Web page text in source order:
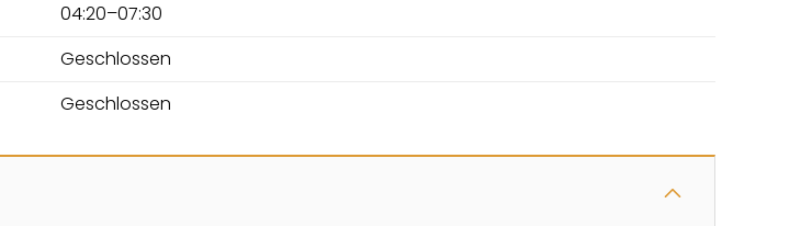
04:20–07:30
Geschlossen
Geschlossen